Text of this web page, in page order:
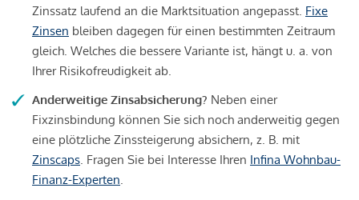
Zinssatz laufend an die Marktsituation angepasst. Fixe
Zinsen bleiben dagegen für einen bestimmten Zeitraum
gleich. Welches die bessere Variante ist, hängt u. a. von
Ihrer Risikofreudigkeit ab.
Anderweitige Zinsabsicherung? Neben einer
Fixzinsbindung können Sie sich noch anderweitig gegen
eine plötzliche Zinssteigerung absichern, z. B. mit
Zinscaps. Fragen Sie bei Interesse Ihren Infina Wohnbau-
Finanz-Experten.